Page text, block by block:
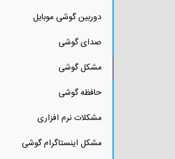
دوربین گوشی موبایل
صدای گوشی
مشکل گوشی
حافظه گوشی
مشکلات نرم افزاری
مشکل اینستاگرام گوشی